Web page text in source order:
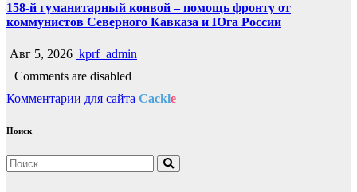
158-й гуманитарный конвой – помощь фронту от
коммунистов Северного Кавказа и Юга России
Авг 5, 2026 kprf_admin
Comments are disabled
Комментарии для сайта Cackle
Поиск